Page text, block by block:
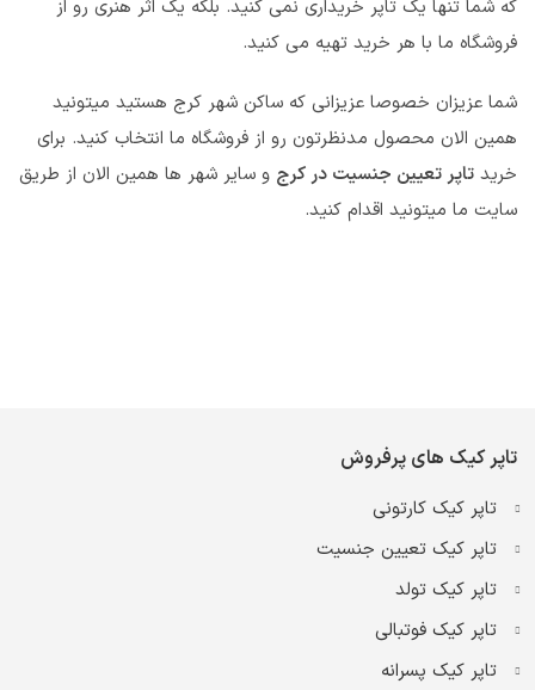
که شما تنها یک تاپر خریداری نمی کنید. بلکه یک اثر هنری رو از
فروشگاه ما با هر خرید تهیه می کنید.
شما عزیزان خصوصا عزیزانی که ساکن شهر کرج هستید میتونید
همین الان محصول مدنظرتون رو از فروشگاه ما انتخاب کنید. برای
خرید تاپر تعیین جنسیت در کرج و سایر شهر ها همین الان از طریق
سایت ما میتونید اقدام کنید.
تاپر کیک های پرفروش
تاپر کیک کارتونی
تاپر کیک تعیین جنسیت
تاپر کیک تولد
تاپر کیک فوتبالی
تاپر کیک پسرانه